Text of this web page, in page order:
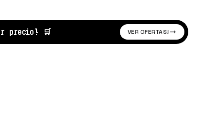
precio! 🛒 VER OFERTAS!